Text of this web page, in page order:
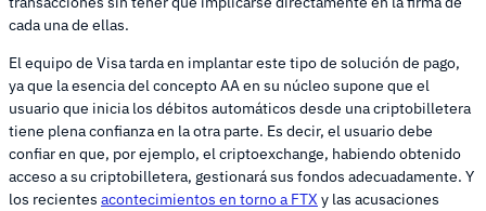
cada una de ellas.
El equipo de Visa tarda en implantar este tipo de solución de pago,
ya que la esencia del concepto AA en su núcleo supone que el
usuario que inicia los débitos automáticos desde una criptobilletera
tiene plena confianza en la otra parte. Es decir, el usuario debe
confiar en que, por ejemplo, el criptoexchange, habiendo obtenido
acceso a su criptobilletera, gestionará sus fondos adecuadamente. Y
los recientes acontecimientos en torno a FTX y las acusaciones